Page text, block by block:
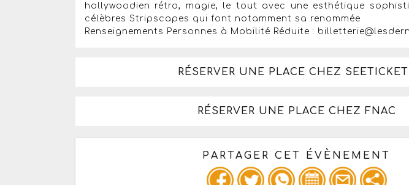
hollywoodien rétro, magie, le tout avec une esthétique
célèbres Stripscapes qui font notamment sa renommée
Renseignements Personnes à Mobilité Réduite :
RÉSERVER UNE PLACE CHEZ
RÉSERVER UNE PLACE CHEZ FNAC
PARTAGER CET ÉVÈNEMENT